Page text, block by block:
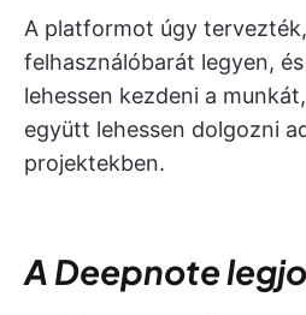
A platformot úgy
felhasználóbarát legyen,
lehessen kezdeni a
együtt lehessen dolgozni
projektekben.
A Deepnote